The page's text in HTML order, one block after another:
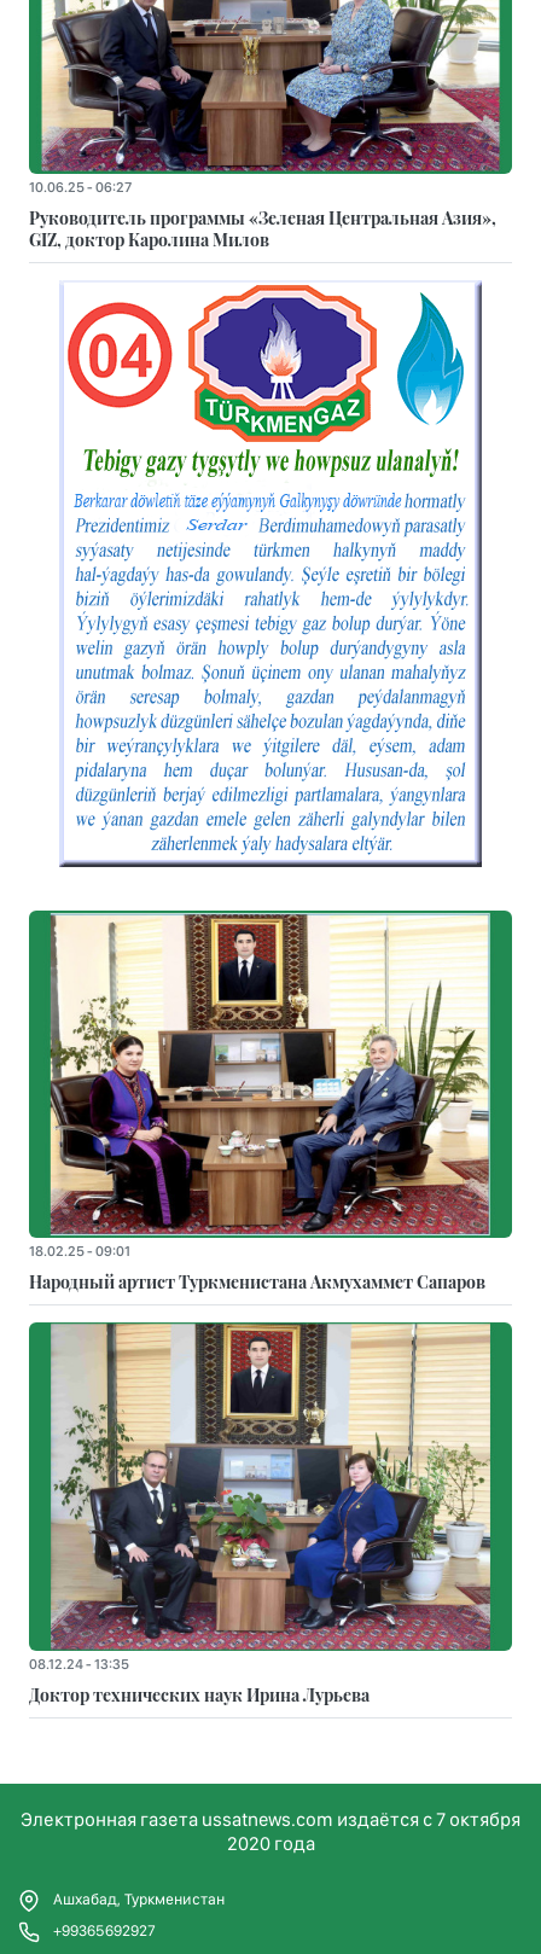
10.06.25 - 06:27
Руководитель программы «Зеленая Центральная Азия»,
GIZ, доктор Каролина Милов
18.02.25 - 09:01
Народный артист Туркменистана Акмухаммет Сапаров
08.12.24 - 13:35
Доктор технических наук Ирина Лурьева
Электронная газета ussatnews.com издаётся с 7 октября
2020 года
Ашхабад, Туркменистан
+99365692927